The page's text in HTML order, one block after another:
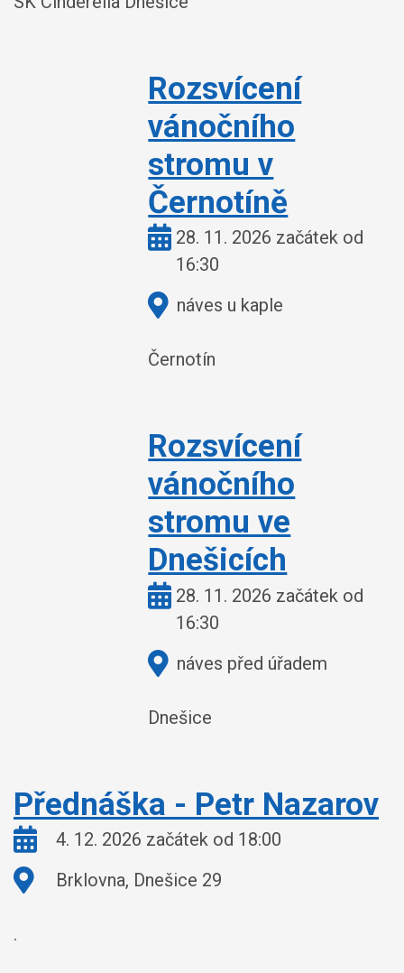
Rozsvícení
vánočního
stromu v
Černotíně
Kdy:28. 11. 2026 začátek od
16:30
Kde:náves u kaple
Černotín
Rozsvícení
vánočního
stromu ve
Dnešicích
Kdy:28. 11. 2026 začátek od
16:30
Kde:náves před úřadem
Dnešice
Přednáška - Petr Nazarov
Kdy:
4. 12. 2026 začátek od 18:00
Kde:
Brklovna, Dnešice 29
.